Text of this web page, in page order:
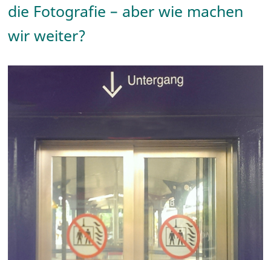
die Fotografie – aber wie machen
wir weiter?